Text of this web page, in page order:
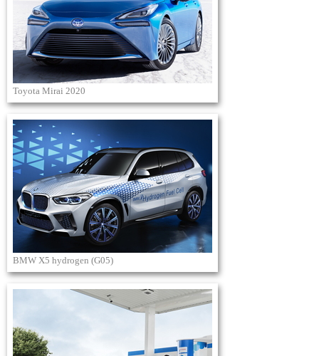
Toyota Mirai 2020
BMW X5 hydrogen (G05)